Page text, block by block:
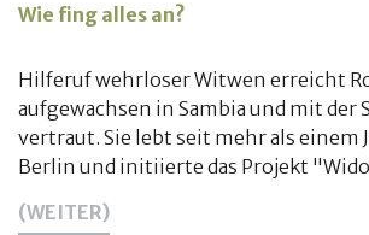
Hilferuf wehrloser Witwen erreicht
aufgewachsen in Sambia und mit der
vertraut. Sie lebt seit mehr als einem
Berlin und initiierte das Projekt
(WEITER)
Wie fing alles an?